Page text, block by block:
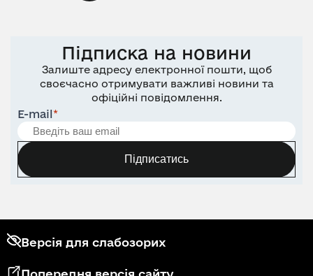
Підписка на новини
Залиште адресу електронної пошти, щоб
своєчасно отримувати важливі новини та
офіційні повідомлення.
E-mail*
Підписатись
Версія для слабозорих